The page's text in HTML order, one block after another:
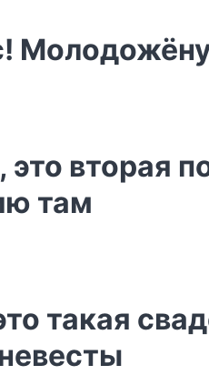
это вторая
там
такая